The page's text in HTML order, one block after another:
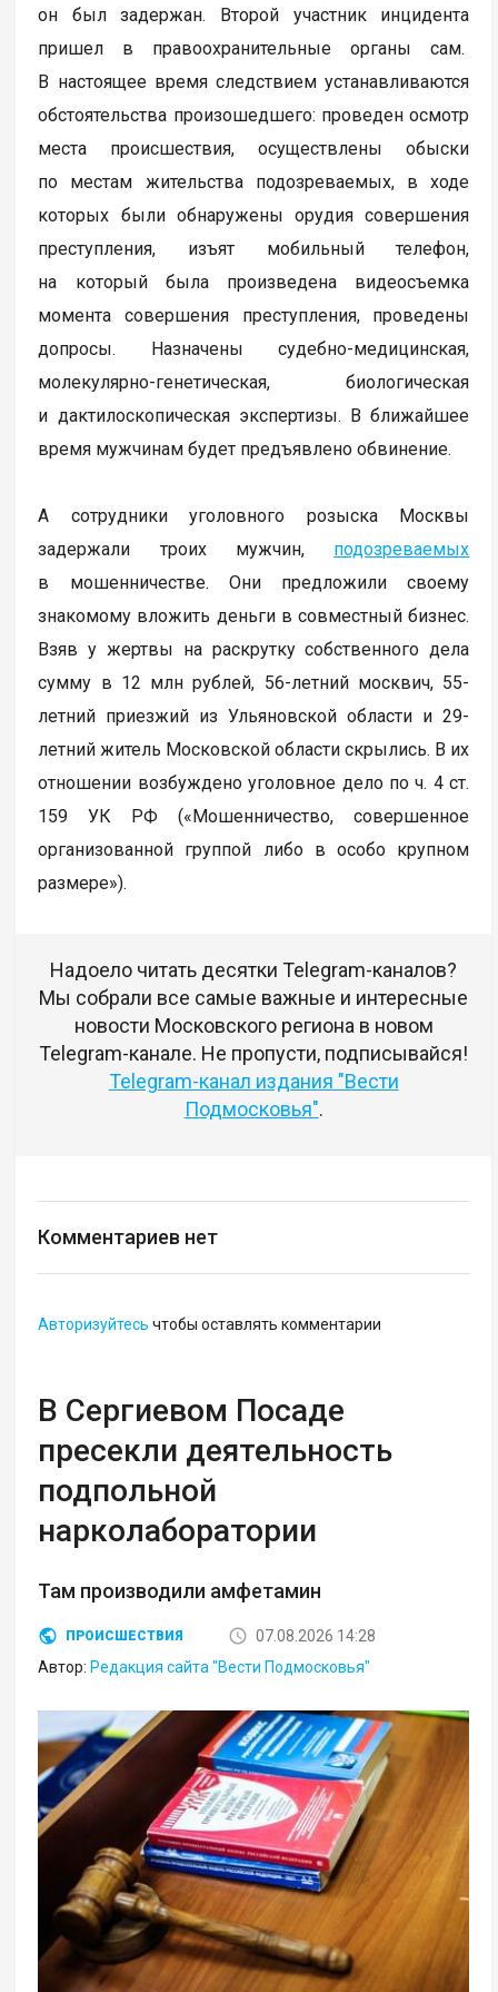
он был задержан. Второй участник инцидента
пришел в правоохранительные органы сам.
В настоящее время следствием устанавливаются
обстоятельства произошедшего: проведен осмотр
места происшествия, осуществлены обыски
по местам жительства подозреваемых, в ходе
которых были обнаружены орудия совершения
преступления, изъят мобильный телефон,
на который была произведена видеосъемка
момента совершения преступления, проведены
допросы. Назначены судебно-медицинская,
молекулярно-генетическая, биологическая
и дактилоскопическая экспертизы. В ближайшее
время мужчинам будет предъявлено обвинение.
А сотрудники уголовного розыска Москвы
задержали троих мужчин, подозреваемых
в мошенничестве. Они предложили своему
знакомому вложить деньги в совместный бизнес.
Взяв у жертвы на раскрутку собственного дела
сумму в 12 млн рублей, 56-летний москвич, 55-
летний приезжий из Ульяновской области и 29-
летний житель Московской области скрылись. В их
отношении возбуждено уголовное дело по ч. 4 ст.
159 УК РФ («Мошенничество, совершенное
организованной группой либо в особо крупном
размере»).
Надоело читать десятки Telegram-каналов?
Мы собрали все самые важные и интересные
новости Московского региона в новом
Telegram-канале. Не пропусти, подписывайся!
Telegram-канал издания "Вести
Подмосковья".
Комментариев нет
Авторизуйтесь чтобы оставлять комментарии
В Сергиевом Посаде
пресекли деятельность
подпольной
нарколаборатории
Там производили амфетамин
ПРОИСШЕСТВИЯ
07.08.2026 14:28
Автор: Редакция сайта "Вести Подмосковья"